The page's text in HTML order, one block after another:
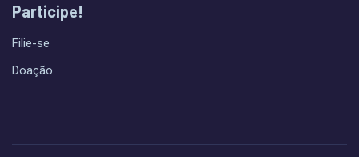
Participe!
Filie-se
Doação